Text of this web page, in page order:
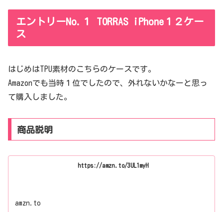
エントリーNo.１ TORRAS iPhone１２ケー
ス
はじめはTPU素材のこちらのケースです。
Amazonでも当時１位でしたので、外れないかなーと思っ
て購入しました。
商品説明
https://amzn.to/3UL1myH
amzn.to